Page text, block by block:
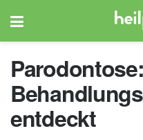
entdeckt